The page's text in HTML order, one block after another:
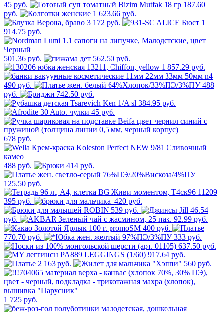
45 руб.
187.60
руб.
1 623.66 руб.
3 172 руб.
1
914.75 руб.
501.36 руб.
562.50 руб.
1 857.29 руб.
490 руб.
488
руб.
742.50 руб.
384.95 руб.
45 руб.
678 руб.
488 руб. 414 руб.
125.50 руб.
395 руб.
420 руб.
539 руб.
46.54
руб.
92.99 руб.
400 руб.
770.70 руб.
333 руб.
637.50 руб.
917.64 руб.
2 163 руб.
560 руб.
1 725 руб.